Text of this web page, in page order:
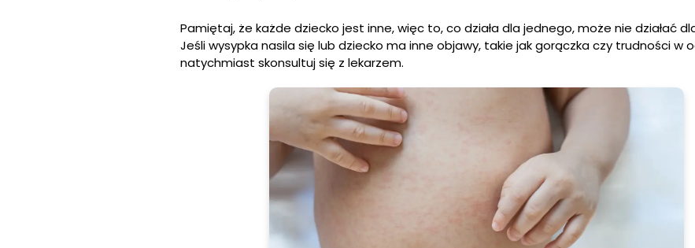
Pamiętaj, że każde dziecko jest inne, więc to, co działa dla jednego, może nie działać
Jeśli wysypka nasila się lub dziecko ma inne objawy, takie jak gorączka czy trudności w
natychmiast skonsultuj się z lekarzem.